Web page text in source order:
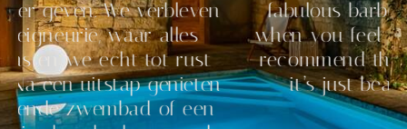
We verbleven
waar alles
echt tot rust
uitstap genieten
of een
fabulous barbeque
when you feel like
recommend this place
it’s just beautiful